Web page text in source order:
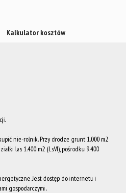
Kalkulator kosztów
nie-rolnik. Przy drodze grunt 1.000 m2
las 1.400 m2 (LsVI), pośrodku 9.400
Jest dostęp do internetu i
gospodarczymi.